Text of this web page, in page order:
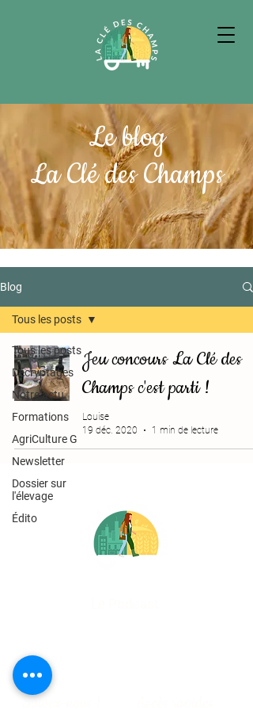
Le blog
La Clé des Champs
Blog
Tous les posts
Décryptages
Notre actu
Formations
AgriCulture G
Newsletter
Dossier sur
l'élevage
Édito
Tous les posts
Jeu concours La Clé des
Champs c'est parti !
Louise
19 déc. 2020
1 min de lecture
Suivez-nous !